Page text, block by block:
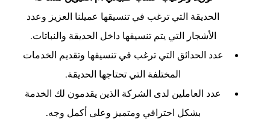
الحديقة التي ترغب في تنسيقها عميلنا العزيز وعدد
الأشجار التي يتم تنسيقها داخل الحديقة والنباتات.
عدد الحدائق التي ترغب في تنسيقها وتقديم الخدمات
المختلفة التي تحتاجها الحديقة.
عدد العاملين لدى الشركة الذين يقدمون لك الخدمة
بشكل احترافي ومتميز وعلى أكمل وجه.